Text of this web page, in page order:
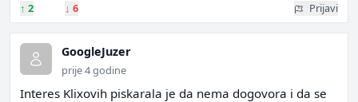
↑ 2 ↓ 6 Prijavi
GoogleJuzer
prije 4 godine
Interes Klixovih piskarala je da nema dogovora i da se